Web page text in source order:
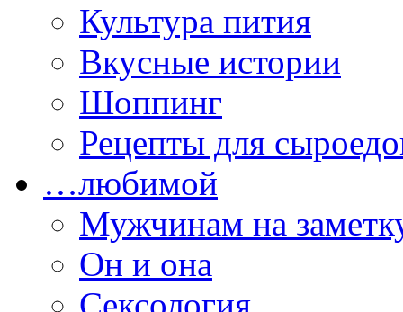
Культура пития
Вкусные истории
Шоппинг
Рецепты для
…любимой
Мужчинам на
Он и она